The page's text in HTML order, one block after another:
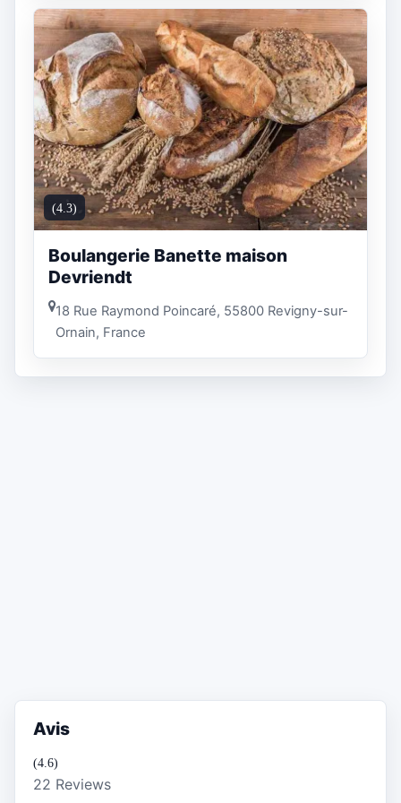
(4.3)
Boulangerie Banette maison
Devriendt
18 Rue Raymond Poincaré, 55800 Revigny-sur-
Ornain, France
Avis
(4.6)
22 Reviews